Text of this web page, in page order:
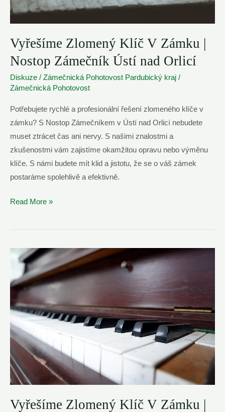
Vyřešíme Zlomený Klíč V Zámku |
Nostop Zámečník Ústí nad Orlicí
Diskuze / Zámečnická Pohotovost Pardubický kraj /
Zámečnická Pohotovost
Potřebujete rychlé a profesionální řešení zlomeného klíče v
zámku? S Nostop Zámečníkem v Ústí nad Orlicí nebudete
muset ztrácet čas ani nervy. S našimi znalostmi a
zkušenostmi vám zajistíme okamžitou opravu nebo výměnu
klíče. S námi budete mít klid a jistotu, že se o váš zámek
postaráme spolehlivě a efektivně.
Vyřešíme
Klíč
Zámku
Nostop
Zámečník
Ústí
nad
Orlicí
Read More »
Vyřešíme Zlomený Klíč V Zámku |